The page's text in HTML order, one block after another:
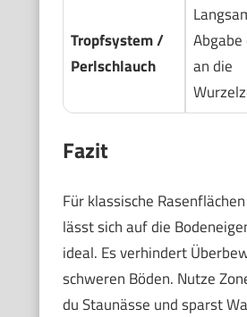
Tropfsystem /
Perlschlauch
an die
Fazit
Für klassische
lässt sich auf die
ideal. Es verhindert
schweren Böden. Nutze
du Staunässe und sparst